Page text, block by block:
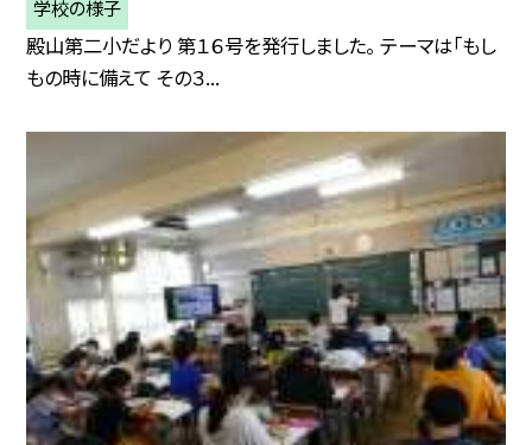
学校の様子
殿山第二小だより 第１６号を発行しました。 テーマは「もし
もの時に備えて その３...